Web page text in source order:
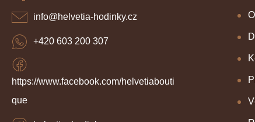
info@helvetia-hodinky.cz
https://www.facebook.com/helvetiabouti
que
+420 603 200 307